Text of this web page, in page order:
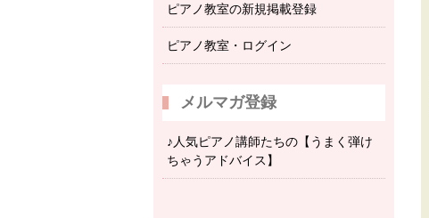
ピアノ教室の新規掲載登録
ピアノ教室・ログイン
メルマガ登録
♪人気ピアノ講師たちの【うまく弾け
ちゃうアドバイス】